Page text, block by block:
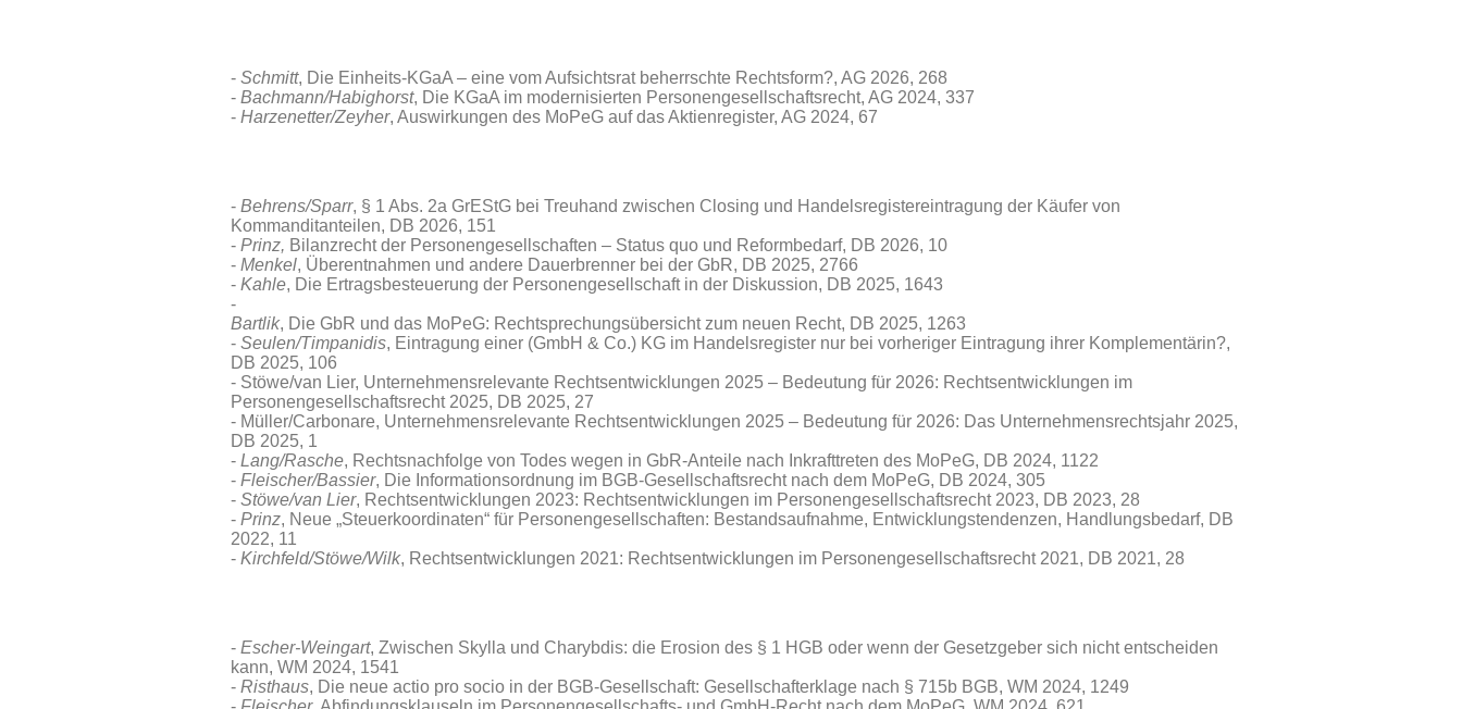
Schmitt, Die Einheits-KGaA – eine vom Aufsichtsrat beherrschte Rechtsform?, AG 2026, 268
Bachmann/Habighorst, Die KGaA im modernisierten Personengesellschaftsrecht, AG 2024, 337
Harzenetter/Zeyher, Auswirkungen des MoPeG auf das Aktienregister, AG 2024, 67
Behrens/Sparr, § 1 Abs. 2a GrEStG bei Treuhand zwischen Closing und Handelsregistereintragung der Käufer von
Kommanditanteilen, DB 2026, 151
Prinz, Bilanzrecht der Personengesellschaften – Status quo und Reformbedarf, DB 2026, 10
Menkel, Überentnahmen und andere Dauerbrenner bei der GbR, DB 2025, 2766
Kahle, Die Ertragsbesteuerung der Personengesellschaft in der Diskussion, DB 2025, 1643
Bartlik, Die GbR und das MoPeG: Rechtsprechungsübersicht zum neuen Recht, DB 2025, 1263
Seulen/Timpanidis, Eintragung einer (GmbH & Co.) KG im Handelsregister nur bei vorheriger Eintragung ihrer Komplementärin?,
DB 2025, 106
Stöwe/van Lier, Unternehmensrelevante Rechtsentwicklungen 2025 – Bedeutung für 2026: Rechtsentwicklungen im
Personengesellschaftsrecht 2025, DB 2025, 27
Müller/Carbonare, Unternehmensrelevante Rechtsentwicklungen 2025 – Bedeutung für 2026: Das Unternehmensrechtsjahr 2025,
DB 2025, 1
Lang/Rasche, Rechtsnachfolge von Todes wegen in GbR-Anteile nach Inkrafttreten des MoPeG, DB 2024, 1122
Fleischer/Bassier, Die Informationsordnung im BGB-Gesellschaftsrecht nach dem MoPeG, DB 2024, 305
Stöwe/van Lier, Rechtsentwicklungen 2023: Rechtsentwicklungen im Personengesellschaftsrecht 2023, DB 2023, 28
Prinz, Neue „Steuerkoordinaten“ für Personengesellschaften: Bestandsaufnahme, Entwicklungstendenzen, Handlungsbedarf, DB
2022, 11
Kirchfeld/Stöwe/Wilk, Rechtsentwicklungen 2021: Rechtsentwicklungen im Personengesellschaftsrecht 2021, DB 2021, 28
Escher-Weingart, Zwischen Skylla und Charybdis: die Erosion des § 1 HGB oder wenn der Gesetzgeber sich nicht entscheiden
kann, WM 2024, 1541
Risthaus, Die neue actio pro socio in der BGB-Gesellschaft: Gesellschafterklage nach § 715b BGB, WM 2024, 1249